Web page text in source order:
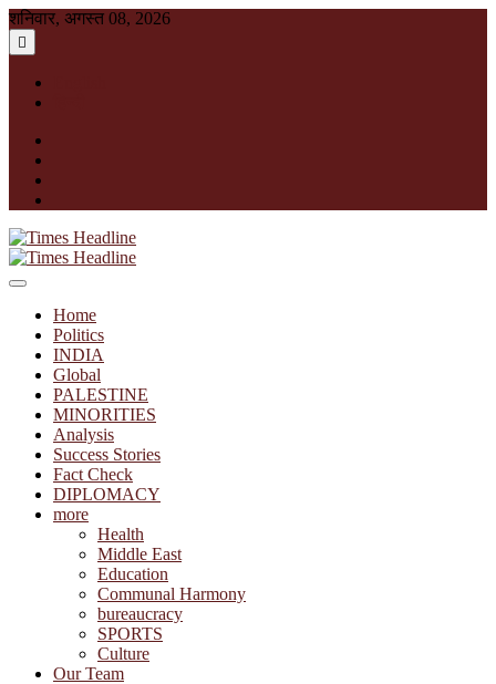
Skip
to
content
शनिवार, अगस्त 08, 2026
Times Headline
Home
Politics
INDIA
Global
PALESTINE
MINORITIES
Analysis
Success Stories
Fact Check
DIPLOMACY
more
Health
Middle East
Education
Communal Harmony
bureaucracy
SPORTS
Culture
Our Team